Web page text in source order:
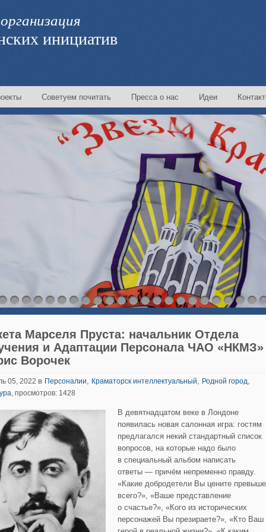
инициатив
Советуем почитать Пресса о нас Идеи
Марселя Пруста: начальник Отдела
и Адаптации Персонала ЧАО «НКМЗ»
Ворочек
05, 2022 в Персоналии, Краматорск интеллектуальный, Родной город,
, просмотров: 1428
В девятнадцатом веке в Лондоне
появилась новая салонная игра: гостям
предлагался некий стандартный список
вопросов, на которые надо было
в специальный альбом написать
ответы — причём непременно правду.
«Какие добродетели Вы цените превыше
всего?», «Ваше представление
о счастье?», «Кого из исторических
персонажей Вы презираете?», «Кто Ваш